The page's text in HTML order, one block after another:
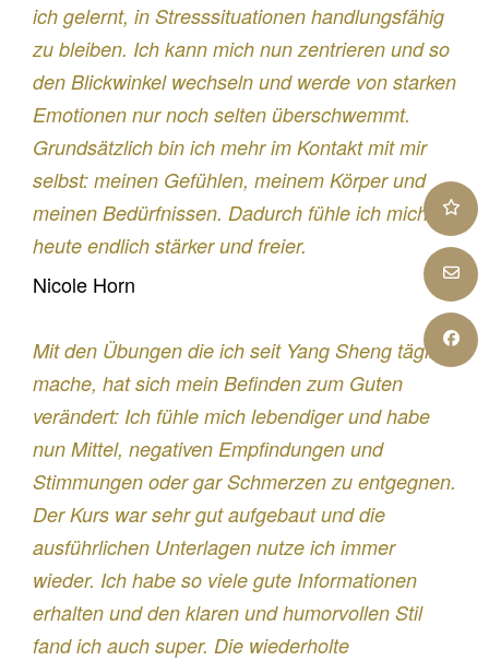
ich gelernt, in Stresssituationen handlungsfähig
zu bleiben. Ich kann mich nun zentrieren und so
den Blickwinkel wechseln und werde von starken
Emotionen nur noch selten überschwemmt.
Grundsätzlich bin ich mehr im Kontakt mit mir
selbst: meinen Gefühlen, meinem Körper und
meinen Bedürfnissen. Dadurch fühle ich mich
heute endlich stärker und freier.
Nicole Horn
Mit den Übungen die ich seit Yang Sheng täglich
mache, hat sich mein Befinden zum Guten
verändert: Ich fühle mich lebendiger und habe
nun Mittel, negativen Empfindungen und
Stimmungen oder gar Schmerzen zu entgegnen.
Der Kurs war sehr gut aufgebaut und die
ausführlichen Unterlagen nutze ich immer
wieder. Ich habe so viele gute Informationen
erhalten und den klaren und humorvollen Stil
fand ich auch super. Die wiederholte